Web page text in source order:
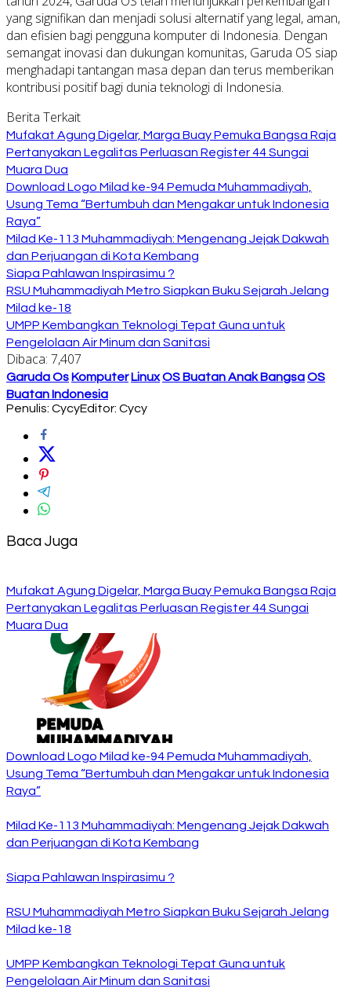
yang signifikan dan menjadi solusi alternatif yang legal, aman,
dan efisien bagi pengguna komputer di Indonesia. Dengan
semangat inovasi dan dukungan komunitas, Garuda OS siap
menghadapi tantangan masa depan dan terus memberikan
kontribusi positif bagi dunia teknologi di Indonesia.
Berita Terkait
Mufakat Agung Digelar, Marga Buay Pemuka Bangsa Raja
Pertanyakan Legalitas Perluasan Register 44 Sungai
Muara Dua
Download Logo Milad ke-94 Pemuda Muhammadiyah,
Usung Tema “Bertumbuh dan Mengakar untuk Indonesia
Raya”
Milad Ke-113 Muhammadiyah: Mengenang Jejak Dakwah
dan Perjuangan di Kota Kembang
Siapa Pahlawan Inspirasimu ?
RSU Muhammadiyah Metro Siapkan Buku Sejarah Jelang
Milad ke-18
UMPP Kembangkan Teknologi Tepat Guna untuk
Pengelolaan Air Minum dan Sanitasi
Dibaca: 7,407
Garuda Os Komputer LinuxOS Buatan Anak BangsaOS
Buatan Indonesia
Penulis: CycyEditor: Cycy
Baca Juga
Mufakat Agung Digelar, Marga Buay Pemuka Bangsa Raja
Pertanyakan Legalitas Perluasan Register 44 Sungai
Muara Dua
Download Logo Milad ke-94 Pemuda Muhammadiyah,
Usung Tema “Bertumbuh dan Mengakar untuk Indonesia
Raya”
Milad Ke-113 Muhammadiyah: Mengenang Jejak Dakwah
dan Perjuangan di Kota Kembang
Siapa Pahlawan Inspirasimu ?
RSU Muhammadiyah Metro Siapkan Buku Sejarah Jelang
Milad ke-18
UMPP Kembangkan Teknologi Tepat Guna untuk
Pengelolaan Air Minum dan Sanitasi